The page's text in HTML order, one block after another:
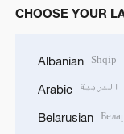
CHOOSE YOUR
Albanian Shqip
Arabic العربية
Belarusian